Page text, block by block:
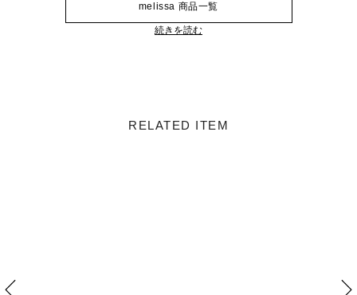
melissa 商品一覧
続きを読む
RELATED ITEM